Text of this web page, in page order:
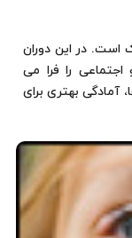
است. در این دوران
را فرا می
آمادگی بهتری برای